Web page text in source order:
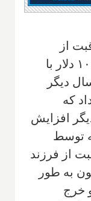
از
کودکان در مهدها به ازای روزی ۱۰ دلار با
دیگر
که
حداقل تا ۱۲ ماه دیگر افزایش
توسط
از فرزند
به طور
خرج